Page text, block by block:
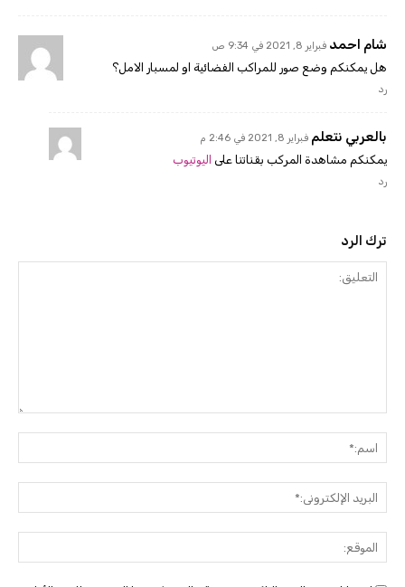
شام احمد فبراير 8, 2021 في 9:34 ص
هل يمكنكم وضع صور للمراكب الفضائية او لمسبار الامل؟
رد
بالعربي نتعلم فبراير 8, 2021 في 2:46 م
يمكنكم مشاهدة المركب بقناتنا على اليوتيوب
رد
ترك الرد